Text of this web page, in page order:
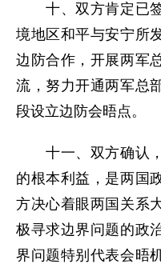
十、双方肯定已签
境地区和平与安宁所
边防合作，开展两军
流，努力开通两军总
段设立边防会晤点。
十一、双方确认，
的根本利益，是两国
方决心着眼两国关系
极寻求边界问题的政
界问题特别代表会晤